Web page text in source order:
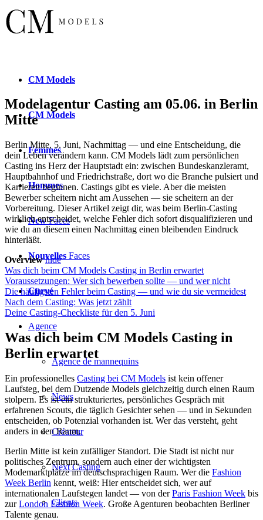
CM Models
CM Models
Femmes
Hommes
NewFaces
Nouvelles Faces
Curvé
Agence
Agence de mannequins
News
Créateur
Next Casting
Clients
Modelagentur Casting am 05.06. in Berlin
Mitte
Berlin Mitte, 5. Juni, Nachmittag — und eine Entscheidung, die
dein Leben verändern kann. CM Models lädt zum persönlichen
Casting ins Herz der Hauptstadt ein: zwischen Bundeskanzleramt,
Hauptbahnhof und Friedrichstraße, dort wo die Branche pulsiert und
Karrieren beginnen. Castings gibt es viele. Aber die meisten
Bewerber scheitern nicht am Aussehen — sie scheitern an der
Vorbereitung. Dieser Artikel zeigt dir, was beim Berlin-Casting
wirklich entscheidet, welche Fehler dich sofort disqualifizieren und
wie du an diesem einen Nachmittag einen bleibenden Eindruck
hinterläßt.
Overview hide
Was dich beim CM Models Casting in Berlin erwartet
Voraussetzungen: Wer sich bewerben sollte — und wer nicht
Die häufigsten Fehler beim Casting — und wie du sie vermeidest
Nach dem Casting: Was jetzt zählt
Deine Casting-Checkliste für den 5. Juni
Was dich beim CM Models Casting in
Berlin erwartet
Ein professionelles Casting bei CM Models ist kein offener
Laufsteg, bei dem Dutzende Models gleichzeitig durch einen Raum
stolpern. Es ist ein strukturiertes, persönliches Gespräch mit
erfahrenen Scouts, die täglich Gesichter sehen — und in Sekunden
entscheiden, ob Potenzial vorhanden ist. Wer das versteht, geht
anders in den Raum.
Berlin Mitte ist kein zufälliger Standort. Die Stadt ist nicht nur
politisches Zentrum, sondern auch einer der wichtigsten
Modemarktplätze im deutschsprachigen Raum. Wer die Fashion
Week Berlin kennt, weiß: Hier entscheidet sich, wer auf
internationalen Laufstegen landet — von derParis Fashion Week bis
zurLondon Fashion Week. Große Agenturen beobachten Berliner
Talente genau.